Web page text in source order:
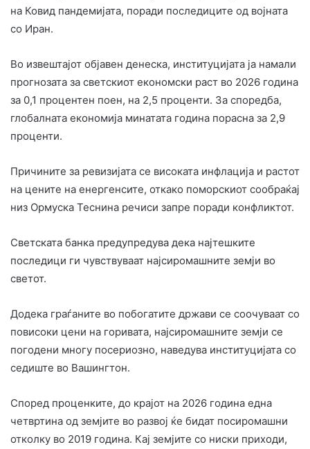
на Ковид пандемијата, поради последиците од војната
со Иран.
Во извештајот објавен денеска, институцијата ја намали
прогнозата за светскиот економски раст во 2026 година
за 0,1 процентен поен, на 2,5 проценти. За споредба,
глобалната економија минатата година порасна за 2,9
проценти.
Причините за ревизијата се високата инфлација и растот
на цените на енергенсите, откако поморскиот сообраќај
низ Ормуска Теснина речиси запре поради конфликтот.
Светската банка предупредува дека најтешките
последици ги чувствуваат најсиромашните земји во
светот.
Додека граѓаните во побогатите држави се соочуваат со
повисоки цени на горивата, најсиромашните земји се
погодени многу посериозно, наведува институцијата со
седиште во Вашингтон.
Според проценките, до крајот на 2026 година една
четвртина од земјите во развој ќе бидат посиромашни
отколку во 2019 година. Кај земјите со ниски приходи,